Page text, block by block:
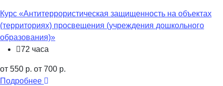
Курс «Антитеррористическая защищенность на объектах
(территориях) просвещения (учреждения дошкольного
образования)»
72 часа
от 550 р. от 700 р.
Подробнее